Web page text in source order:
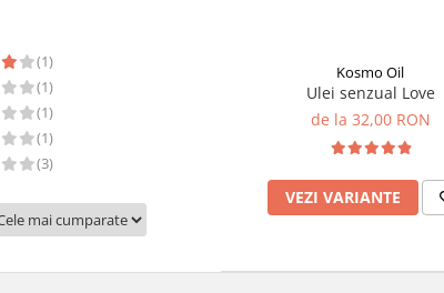
(1)
(1)
(1)
(1)
(3)
Kosmo Oil
Ulei senzual Love
de la 32,00 RON
VEZI VARIANTE